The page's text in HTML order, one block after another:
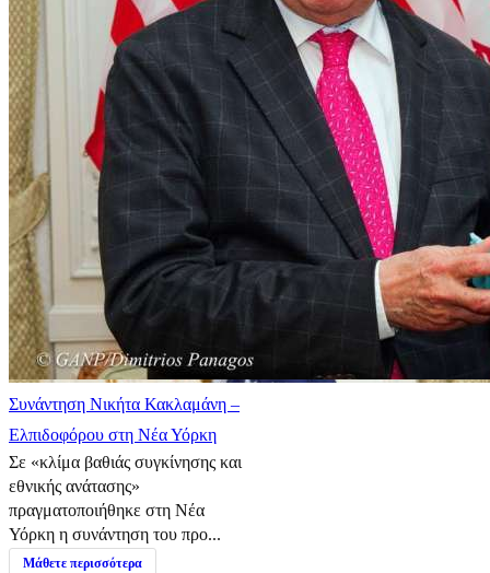
Συνάντηση Νικήτα Κακλαμάνη –
Ελπιδοφόρου στη Νέα Υόρκη
Σε «κλίμα βαθιάς συγκίνησης και
εθνικής ανάτασης»
πραγματοποιήθηκε στη Νέα
Υόρκη η συνάντηση του προ...
Μάθετε περισσότερα